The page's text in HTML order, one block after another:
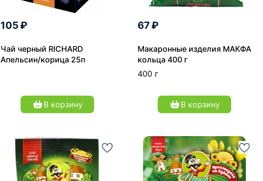
105 ₽
Чай черный RICHARD
Апельсин/корица 25п
В корзину
67 ₽
Макаронные изделия МАКФА
кольца 400 г
400 г
В корзину